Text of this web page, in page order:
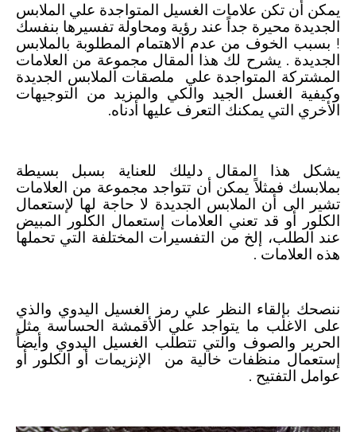
يمكن أن تكن علامات الغسيل المتواجدة علي الملابس
الجديدة محيرة جداً عند رؤية ومحاولة تفسيرها بنفسك
! بسبب الخوف من عدم الاهتمام المطلوبة بالملابس
الجديدة . يشرح لك هذا المقال مجموعة من العلامات
المشتركة المتواجدة علي ملصقات الملابس الجديدة
وكيفية الغسل الجيد والكي والمزيد من التوجيهات
الأخري التي يمكنك التعرف عليها أدناه.
يشكل هذا المقال دليلك للعناية بسبل بسيطة
بملابسك فمثلاً يمكن أن تتواجد مجموعة من العلامات
تشير الى أن الملابس الجديدة لا حاجة لها لإستعمال
الكلور أو قد تعني العلامات إستعمال الكلور المبيض
عند الطلب، إلخ من التفسيرات المختلفة التي تحملها
هذه العلامات .
ننصحك بإلقاء النظر علي رمز الغسيل اليدوي والذي
على الاغلب ما يتواجد علي الأقمشة الحساسة مثل
الحرير والصوف والتي تتطلب الغسيل اليدوي وأيضاً
إستعمال منظفات خالية من الإنزيمات أو الكلور أو
عوامل التفتيح .